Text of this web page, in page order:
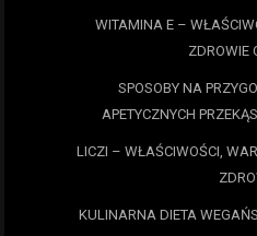
WITAMINA E –
ZDROWIE
SPOSOBY NA
APETYCZNYCH
LICZI – WŁAŚCIWOŚCI,
KULINARNA DIETA